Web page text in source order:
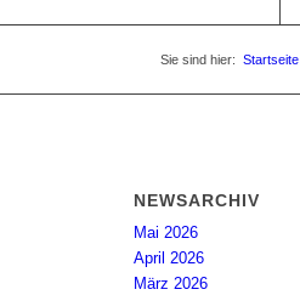
Sie sind hier: Startseite
NEWSARCHIV
Mai 2026
April 2026
März 2026